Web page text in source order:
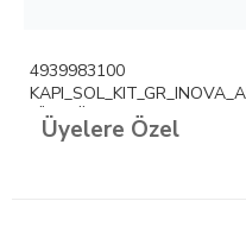
4939983100
(Özel Ürün)
Üyelere Özel